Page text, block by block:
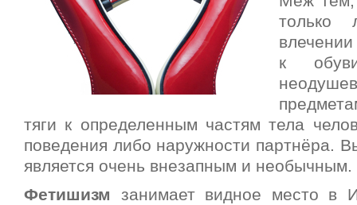
только
к
тяги к определенным частям тела
поведения либо наружности партнёра.
является очень внезапным и необычным.
Фетишизм занимает видное место в